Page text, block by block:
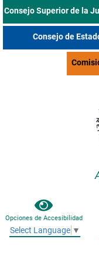
Consejo Superior de la
Consejo de
Opciones de Accesibilidad
Select Language ▼